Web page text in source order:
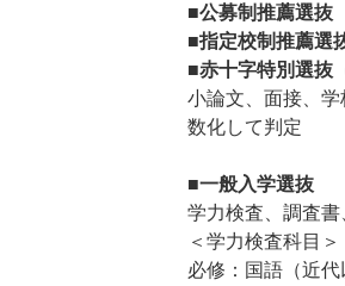
■公募制推薦選抜
■指定校制推薦選
■赤十字特別選抜
小論文、面接、
数化して判定
■一般入学選抜
学力検査、調査
＜学力検査科目＞
必修：国語（近